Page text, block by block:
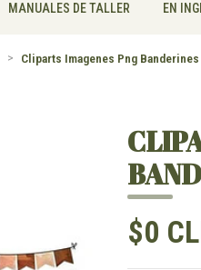
MANUALES DE TALLER EN
Cliparts Imagenes Png
$0